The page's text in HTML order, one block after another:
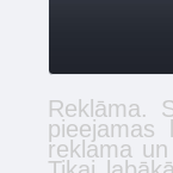
Reklāma.
reklama